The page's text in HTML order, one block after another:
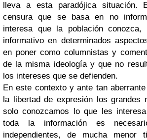
lleva a esta paradójica situación.
censura que se basa en no
interesa que la población
informativo en determinados
en poner como columnistas y
de la misma ideología y que no
los intereses que se defienden.
En este contexto y ante tan
la libertad de expresión los grandes
solo conozcamos lo que les
toda la información es
independientes, de mucha